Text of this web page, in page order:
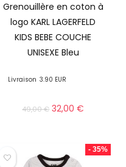
Grenouillère en coton à
logo KARL LAGERFELD
KIDS BEBE COUCHE
UNISEXE Bleu
Livraison 3.90 EUR
49,00€ 32,00€
- 35%